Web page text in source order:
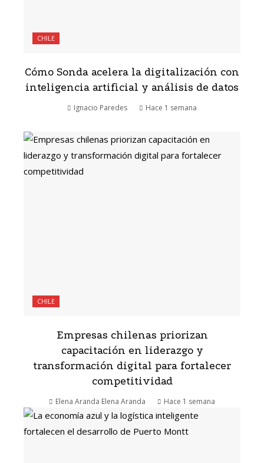
CHILE
Cómo Sonda acelera la digitalización con
inteligencia artificial y análisis de datos
Ignacio Paredes Hace 1 semana
CHILE
Empresas chilenas priorizan
capacitación en liderazgo y
transformación digital para fortalecer
competitividad
Elena Aranda Elena Aranda Hace 1 semana